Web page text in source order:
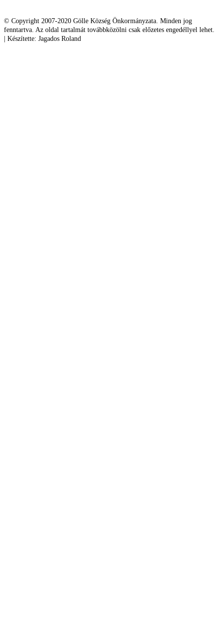
© Copyright 2007-2020 Gölle Község Önkormányzata. Minden jog
fenntartva. Az oldal tartalmát továbbközölni csak előzetes engedéllyel lehet.
| Készítette: Jagados Roland